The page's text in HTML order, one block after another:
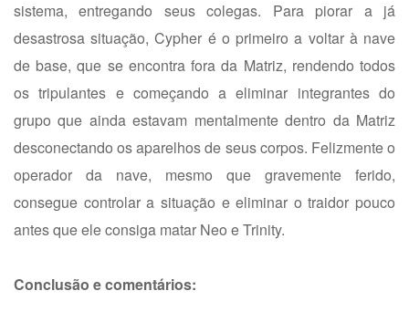
sistema, entregando seus colegas. Para piorar a já
desastrosa situação, Cypher é o primeiro a voltar à nave
de base, que se encontra fora da Matriz, rendendo todos
os tripulantes e começando a eliminar integrantes do
grupo que ainda estavam mentalmente dentro da Matriz
desconectando os aparelhos de seus corpos. Felizmente o
operador da nave, mesmo que gravemente ferido,
consegue controlar a situação e eliminar o traidor pouco
antes que ele consiga matar Neo e Trinity.
Conclusão e comentários: